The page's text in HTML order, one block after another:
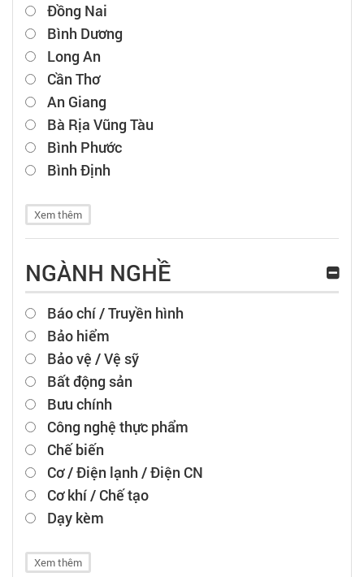
Đồng Nai
Bình Dương
Long An
Cần Thơ
An Giang
Bà Rịa Vũng Tàu
Bình Phước
Bình Định
Xem thêm
NGÀNH NGHỀ
Báo chí / Truyền hình
Bảo hiểm
Bảo vệ / Vệ sỹ
Bất động sản
Bưu chính
Công nghệ thực phẩm
Chế biến
Cơ / Điện lạnh / Điện CN
Cơ khí / Chế tạo
Dạy kèm
Xem thêm